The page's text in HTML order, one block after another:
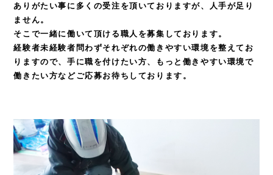
ありがたい事に多くの受注を頂いておりますが、人手が足り
ません。
そこで一緒に働いて頂ける職人を募集しております。
経験者未経験者問わずそれぞれの働きやすい環境を整えてお
りますので、手に職を付けたい方、もっと働きやすい環境で
働きたい方などご応募お待ちしております。